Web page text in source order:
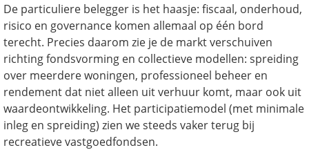
De particuliere belegger is het haasje: fiscaal, onderhoud,
risico en governance komen allemaal op één bord
terecht. Precies daarom zie je de markt verschuiven
richting fondsvorming en collectieve modellen: spreiding
over meerdere woningen, professioneel beheer en
rendement dat niet alleen uit verhuur komt, maar ook uit
waardeontwikkeling. Het participatiemodel (met minimale
inleg en spreiding) zien we steeds vaker terug bij
recreatieve vastgoedfondsen.